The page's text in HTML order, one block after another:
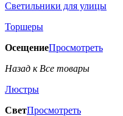
Светильники для улицы
Торшеры
ОсещениеПросмотреть
Назад к Все товары
Люстры
СветПросмотреть